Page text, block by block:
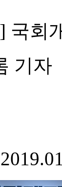
국회
기자